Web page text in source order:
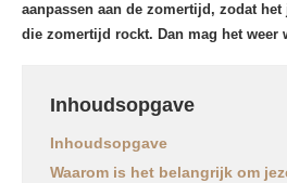
aanpassen aan de zomertijd, zodat
die zomertijd rockt. Dan mag het weer
Inhoudsopgave
Inhoudsopgave
Waarom is het belangrijk om